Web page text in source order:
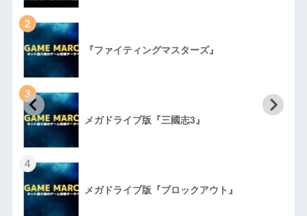
2
『ファイティングマスターズ』
3
メガドライブ版『三國志3』
4
メガドライブ版『ブロックアウト』